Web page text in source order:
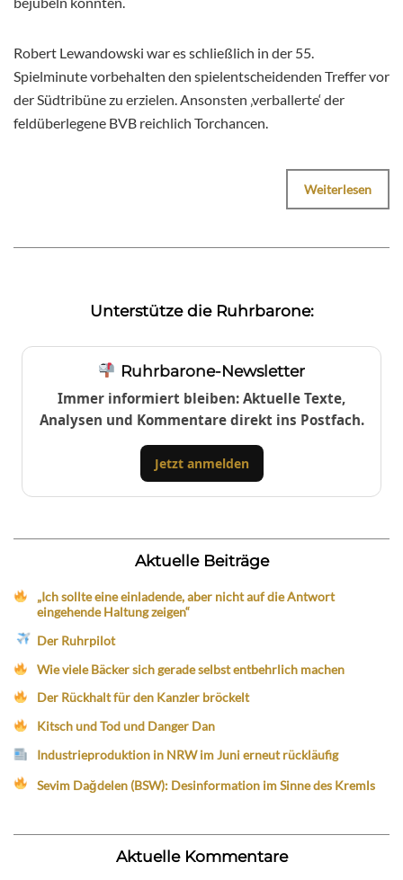
Robert Lewandowski war es schließlich in der 55.
Spielminute vorbehalten den spielentscheidenden Treffer vor
der Südtribüne zu erzielen. Ansonsten ‚verballerte‘ der
feldüberlegene BVB reichlich Torchancen.
Weiterlesen
Unterstütze die Ruhrbarone:
Ruhrbarone-Newsletter
Immer informiert bleiben: Aktuelle Texte,
Analysen und Kommentare direkt ins Postfach.
Jetzt anmelden
Aktuelle Beiträge
„Ich sollte eine einladende, aber nicht auf die Antwort
eingehende Haltung zeigen“
Der Ruhrpilot
Wie viele Bäcker sich gerade selbst entbehrlich machen
Der Rückhalt für den Kanzler bröckelt
Kitsch und Tod und Danger Dan
Industrieproduktion in NRW im Juni erneut rückläufig
Sevim Dağdelen (BSW): Desinformation im Sinne des Kremls
Aktuelle Kommentare